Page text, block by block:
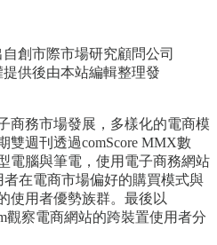
創市際市場研究顧問公司
提供後由本站編輯整理發
商務市場發展，多樣化的電商模
雙週刊透過comScore MMX數
電腦與筆電，使用電子商務網站
者在電商市場偏好的購買模式與
使用者優勢族群。最後以
觀察電商網站的跨裝置使用者分